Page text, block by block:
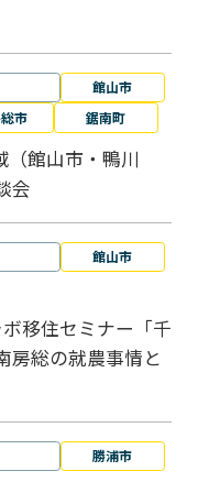
館山市
市 鋸南町
（館山市・鴨川
会
館山市
移住セミナー「千
房総の就農事情と
勝浦市